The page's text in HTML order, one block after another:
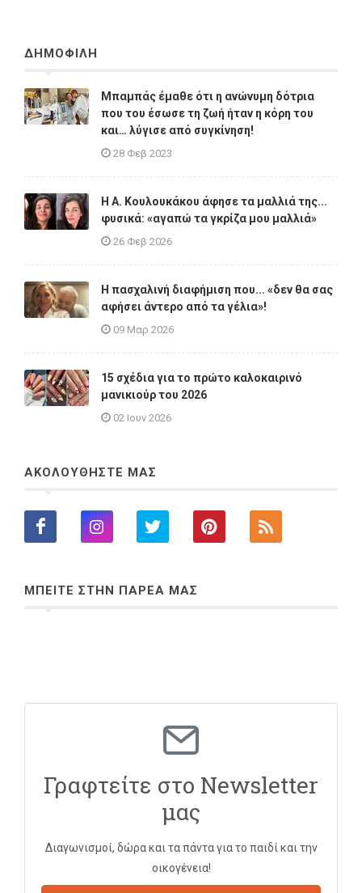
ΔΗΜΟΦΙΛΗ
Μπαμπάς έμαθε ότι η ανώνυμη δότρια
που του έσωσε τη ζωή ήταν η κόρη του
και… λύγισε από συγκίνηση!
28 Φεβ 2023
Η A. Κουλουκάκου άφησε τα μαλλιά της...
φυσικά: «αγαπώ τα γκρίζα μου μαλλιά»
26 Φεβ 2026
Η πασχαλινή διαφήμιση που... «δεν θα σας
αφήσει άντερο από τα γέλια»!
09 Μαρ 2026
15 σχέδια για το πρώτο καλοκαιρινό
μανικιούρ του 2026
02 Ιουν 2026
ΑΚΟΛΟΥΘΗΣΤΕ ΜΑΣ
ΜΠΕΙΤΕ ΣΤΗΝ ΠΑΡΕΑ ΜΑΣ
Γραφτείτε στο Newsletter
μας
Διαγωνισμοί, δώρα και τα πάντα για το παιδί και την
οικογένεια!